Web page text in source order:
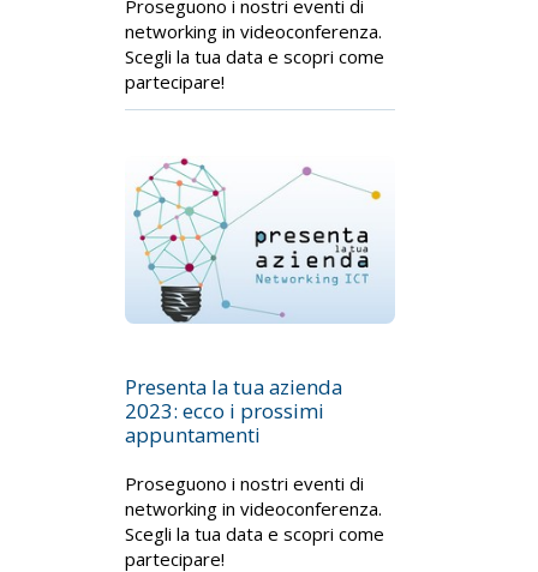
Proseguono i nostri eventi di
networking in videoconferenza.
Scegli la tua data e scopri come
partecipare!
Presenta la tua azienda
2023: ecco i prossimi
appuntamenti
Proseguono i nostri eventi di
networking in videoconferenza.
Scegli la tua data e scopri come
partecipare!